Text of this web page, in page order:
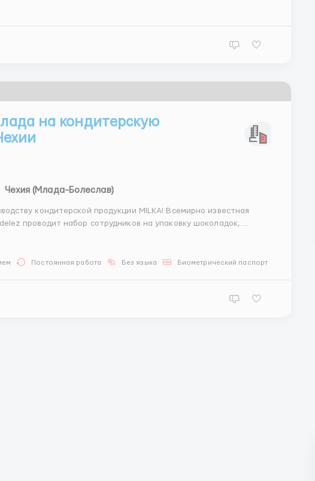
на кондитерскую
Чехия (Млада-Болеслав)
кондитерской продукции MILKA! Всемирно известная
проводит набор сотрудников на упаковку шоколадок,
Постоянная работа Без языка Биометрический паспорт